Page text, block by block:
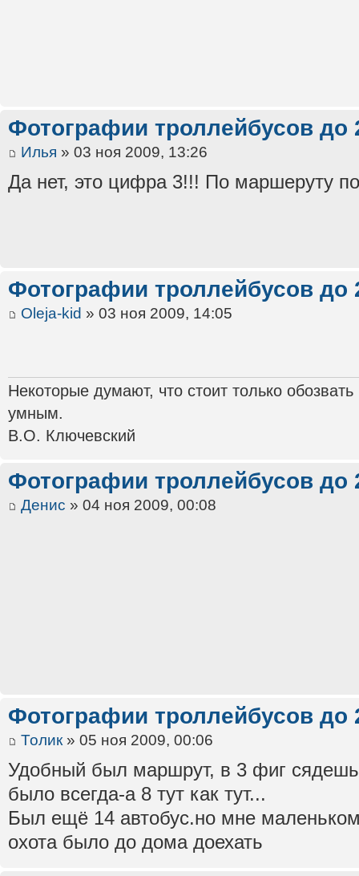
Фотографии троллейбусов до
Илья » 03 ноя 2009, 13:26
Да нет, это цифра 3!!! По маршеруту
Фотографии троллейбусов до
Oleja-kid » 03 ноя 2009, 14:05
Некоторые думают, что стоит только
умным.
В.О. Ключевский
Фотографии троллейбусов до
Денис » 04 ноя 2009, 00:08
Фотографии троллейбусов до
Толик» 05 ноя 2009, 00:06
Удобный был маршрут, в 3 фиг
было всегда-а 8 тут как тут...
Был ещё 14 автобус.но мне
охота было до дома доехать